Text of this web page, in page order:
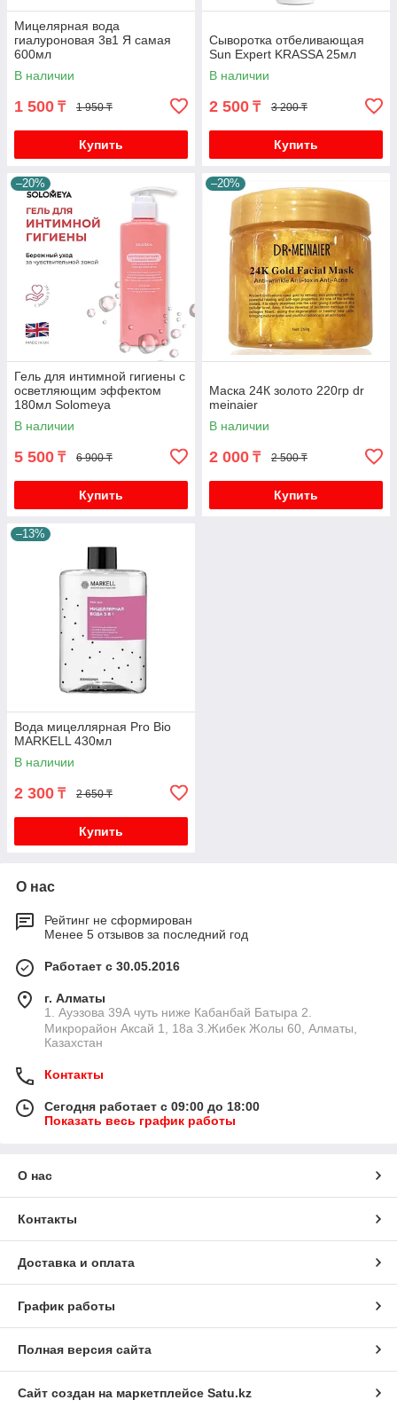
Мицелярная вода
гиалуроновая 3в1 Я самая
600мл
В наличии
1 500 ₸ 1 950 ₸
Купить
Сыворотка отбеливающая
Sun Expert KRASSA 25мл
В наличии
2 500 ₸ 3 200 ₸
Купить
–20%
Гель для интимной гигиены с
осветляющим эффектом
180мл Solomeya
В наличии
5 500 ₸ 6 900 ₸
Купить
–20%
Маска 24К золото 220гр dr
meinaier
В наличии
2 000 ₸ 2 500 ₸
Купить
–13%
Вода мицеллярная Pro Bio
MARKELL 430мл
В наличии
2 300 ₸ 2 650 ₸
Купить
О нас
Рейтинг не сформирован
Менее 5 отзывов за последний год
Работает с 30.05.2016
г. Алматы
1. Ауэзова 39А чуть ниже Кабанбай Батыра ㅤㅤㅤㅤㅤㅤㅤㅤㅤㅤㅤㅤㅤㅤ2. ​
Микрорайон Аксай 1, 18а 3.Жибек Жолы 60, Алматы,
Казахстан
Контакты
Сегодня работает с 09:00 до 18:00
Показать весь график работы
О нас
Контакты
Доставка и оплата
График работы
Полная версия сайта
Сайт создан на маркетплейсе Satu.kz